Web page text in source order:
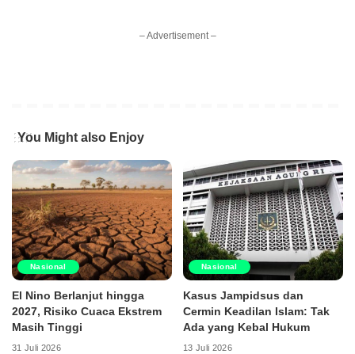
– Advertisement –
You Might also Enjoy
Nasional
El Nino Berlanjut hingga
2027, Risiko Cuaca Ekstrem
Masih Tinggi
31 Juli 2026
Nasional
Kasus Jampidsus dan
Cermin Keadilan Islam: Tak
Ada yang Kebal Hukum
13 Juli 2026